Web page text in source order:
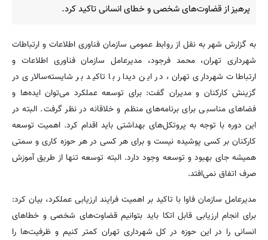
پرهیز از قضاوت‌های شخصی و خطای انسانی تاکید کرد.
به گزارش شهر به نقل از روابط عمومی سازمان فناوری اطلاعات و ارتباطات
شهرداری تهران، محمد فرجود، مدیرعامل سازمان فناوری اطلاعات و
ارتباطات شهرداری تهران، در این دیدار با تاکید بر شایسته‌سالاری در
گزینش کارکنان و مدیران گفت: برای توسعه عملکرد می‌توان ایده‌ها و
فضاهای مناسبی برای برنامه‌های منظم و خلاقانه در نظر گرفت. البته در
این دوره با توجه به پروتکل‌های بهداشتی باید اقدام کرد. اهمیت توسعه
کارکنان بر کسی پوشیده نیست و برای هر کسی در هر حوزه کاری و سمتی
همیشه جای بهبود و توسعه وجود دارد. البته توسعه تنها از طریق آموزش
صرف اتفاق نمی‌افتد.
مدیرعامل سازمان فاوا با تاکید بر اهمیت فرایند ارزیابی عملکرد، بیان کرد:
برای انجام ارزیابی قابل اتکا باید بتوانیم قضاوت‌های شخصی و خطاهای
انسانی را در این حوزه در کل شهرداری تهران کمتر کنیم و ظرفیت‌ها را